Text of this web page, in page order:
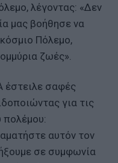
λέγοντας: «Δεν
μας βοήθησε να
Πόλεμο,
ζωές».
σαφές
για τις
πολέμου:
αυτόν τον
σε συμφωνία